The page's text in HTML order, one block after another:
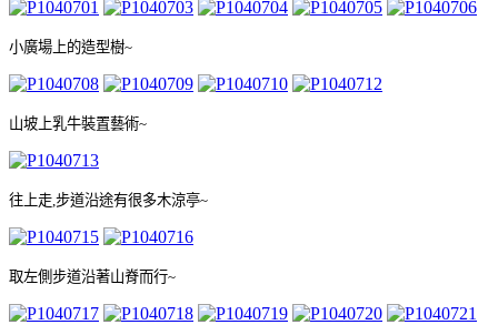
小廣場上的造型樹~
山坡上乳牛裝置藝術~
往上走 步道沿途有很多木涼亭~
取左側步道沿著山脊而行~